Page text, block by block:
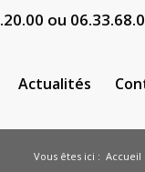
ou
Actualités
Vous êtes ici : Accueil